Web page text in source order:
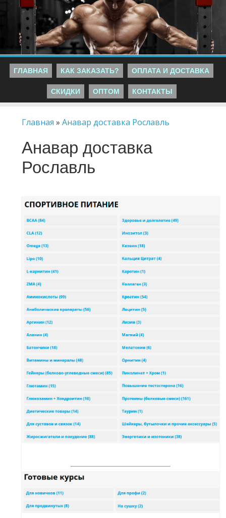
ГЛАВНАЯ КАК ЗАКАЗАТЬ? ОПЛАТА И ДОСТАВКА
СКИДКИ ОПТОМ КОНТАКТЫ
Главная »Анавар доставка Рославль
Анавар доставка
Рославль